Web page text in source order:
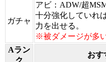
ガチャ
アビ：ADW/超
十分強化していれ
力を出せる。
※被ダメージが多
Aラン
おす